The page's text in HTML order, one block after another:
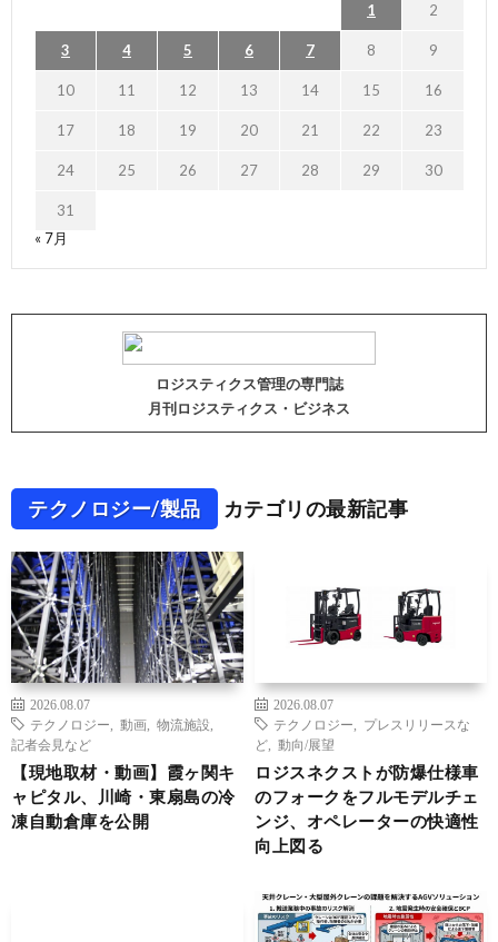
1 2
3 4 5 6 7 8 9
10 11 12 13 14 15 16
17 18 19 20 21 22 23
24 25 26 27 28 29 30
31
« 7月
ロジスティクス管理の専門誌
月刊ロジスティクス・ビジネス
テクノロジー/製品 カテゴリの最新記事
2026.08.07
テクノロジー
動画 物流施設
記者会見など
【現地取材・動画】霞ヶ関キ
ャピタル、川崎・東扇島の冷
凍自動倉庫を公開
2026.08.07
テクノロジー
プレスリリースな
ど
動向/展望
ロジスネクストが防爆仕様車
のフォークをフルモデルチェ
ンジ、オペレーターの快適性
向上図る